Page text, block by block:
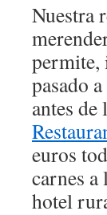
Nuestra
permite,
pasado
antes
euros
carnes a
hotel